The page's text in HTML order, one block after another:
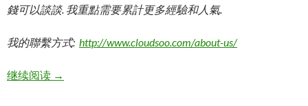
錢可以談談. 我重點需要累計更多經驗和人氣.
我的聯繫方式: http://www.cloudsoo.com/about-us/
继续阅读St Mike’s | IPOH 西式餐廳
→